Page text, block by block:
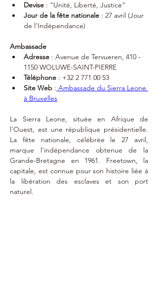
Devise : "Unité, Liberté, Justice"
Jour de la fête nationale : 27 avril (Jour
de l'Indépendance)
Ambassade
Adresse : Avenue de Tervueren, 410 -
1150 WOLUWE-SAINT-PIERRE
Téléphone : ‭+32 2 771 00 53‬
Site Web : Ambassade du Sierra Leone
à Bruxelles
La Sierra Leone, située en Afrique de
l'Ouest, est une république présidentielle.
La fête nationale, célébrée le 27 avril,
marque l'indépendance obtenue de la
Grande-Bretagne en 1961. Freetown, la
capitale, est connue pour son histoire liée à
la libération des esclaves et son port
naturel.